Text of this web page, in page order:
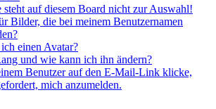
steht auf diesem Board nicht zur Auswahl!
Bilder, die bei meinem Benutzernamen
einen Avatar?
und wie kann ich ihn ändern?
Benutzer auf den E-Mail-Link klicke,
mich anzumelden.